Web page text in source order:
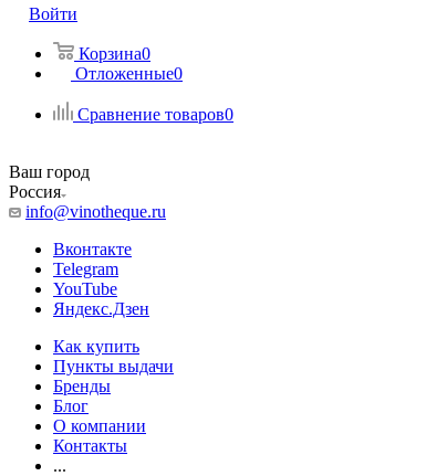
Войти
Корзина0
Отложенные0
Сравнение товаров0
Ваш город
Россия
info@vinotheque.ru
Вконтакте
Telegram
YouTube
Яндекс.Дзен
Как купить
Пункты выдачи
Бренды
Блог
О компании
Контакты
...